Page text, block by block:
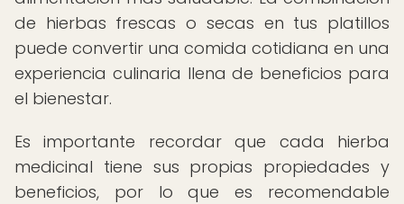
de hierbas frescas o secas en tus platillos
puede convertir una comida cotidiana en una
experiencia culinaria llena de beneficios para
el bienestar.
Es importante recordar que cada hierba
medicinal tiene sus propias propiedades y
beneficios, por lo que es recomendable